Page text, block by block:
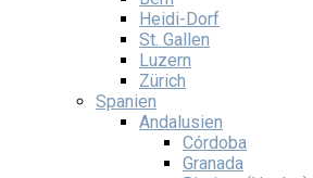
Heidi-Dorf
St. Gallen
Luzern
Zürich
Spanien
Andalusien
Córdoba
Granada